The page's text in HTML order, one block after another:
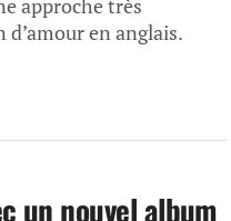
approche très
en anglais.
un nouvel album